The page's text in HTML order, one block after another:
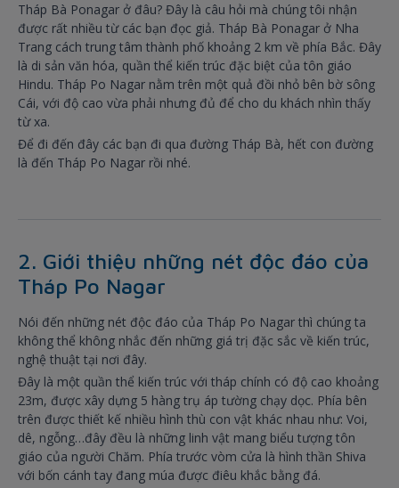
Tháp Bà Ponagar ở đâu? Đây là câu hỏi mà chúng tôi nhận
được rất nhiều từ các bạn đọc giả. Tháp Bà Ponagar ở Nha
Trang cách trung tâm thành phố khoảng 2 km về phía Bắc. Đây
là di sản văn hóa, quần thể kiến trúc đặc biệt của tôn giáo
Hindu. Tháp Po Nagar nằm trên một quả đồi nhỏ bên bờ sông
Cái, với độ cao vừa phải nhưng đủ để cho du khách nhìn thấy
từ xa.
Để đi đến đây các bạn đi qua đường Tháp Bà, hết con đường
là đến Tháp Po Nagar rồi nhé.
2. Giới thiệu những nét độc đáo của
Tháp Po Nagar
Nói đến những nét độc đáo của Tháp Po Nagar thì chúng ta
không thể không nhắc đến những giá trị đặc sắc về kiến trúc,
nghệ thuật tại nơi đây.
Đây là một quần thể kiến trúc với tháp chính có độ cao khoảng
23m, được xây dựng 5 hàng trụ áp tường chạy dọc. Phía bên
trên được thiết kế nhiều hình thù con vật khác nhau như: Voi,
dê, ngỗng…đây đều là những linh vật mang biểu tượng tôn
giáo của người Chăm. Phía trước vòm cửa là hình thần Shiva
với bốn cánh tay đang múa được điêu khắc bằng đá.